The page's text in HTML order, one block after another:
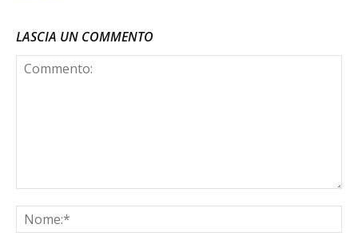
LASCIA UN COMMENTO